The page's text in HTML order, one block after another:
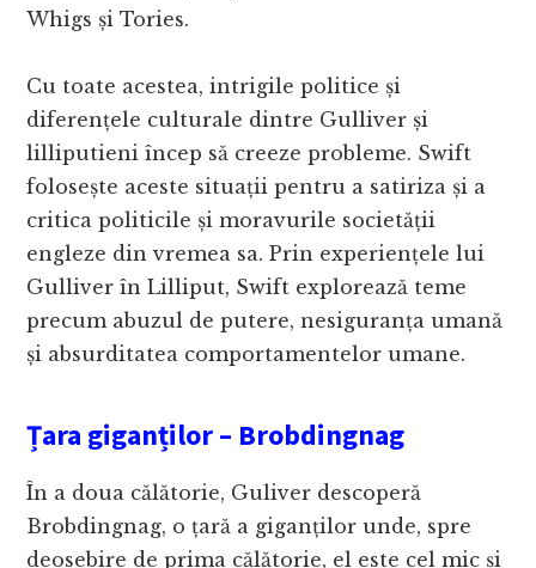
Whigs și Tories.
Cu toate acestea, intrigile politice și
diferențele culturale dintre Gulliver și
lilliputieni încep să creeze probleme. Swift
folosește aceste situații pentru a satiriza și a
critica politicile și moravurile societății
engleze din vremea sa. Prin experiențele lui
Gulliver în Lilliput, Swift explorează teme
precum abuzul de putere, nesiguranța umană
și absurditatea comportamentelor umane.
Țara giganților – Brobdingnag
În a doua călătorie, Guliver descoperă
Brobdingnag, o țară a giganților unde, spre
deosebire de prima călătorie, el este cel mic și